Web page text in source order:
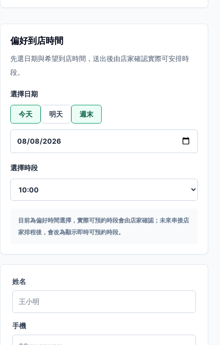
偏好到店時間
先選日期與希望到店時間，送出後由店家確認實際可安排時
段。
選擇日期
今天 明天 週末
選擇時段
目前為偏好時間選擇，實際可預約時段會由店家確認；未來串接店
家排程後，會改為顯示即時可預約時段。
姓名
手機